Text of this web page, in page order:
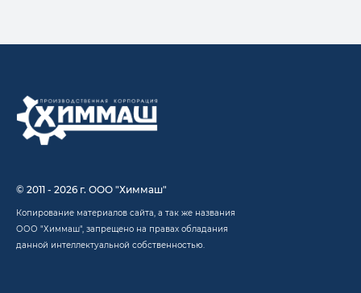
© 2011 - 2026 г. ООО "Химмаш"
Копирование материалов сайта, а так же названия
ООО "Химмаш", запрещено на правах обладания
данной интеллектуальной собственностью.